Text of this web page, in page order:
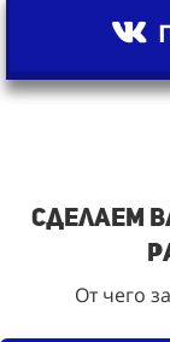
Сделаем
От чего